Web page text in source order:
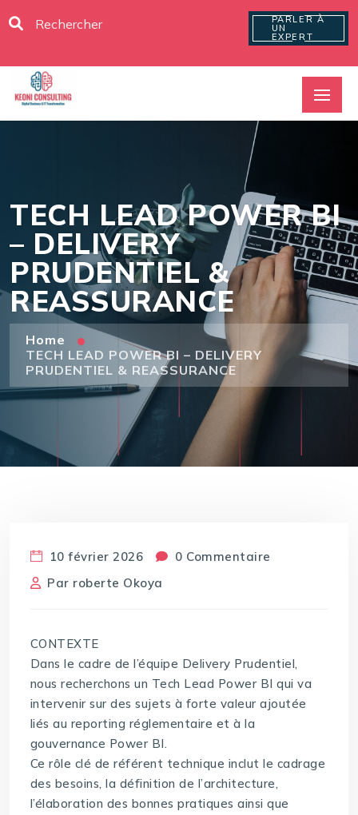
PARLER À
UN
EXPERT
TECH LEAD POWER BI
– DELIVERY
PRUDENTIEL &
REASSURANCE
Home
TECH LEAD POWER BI – DELIVERY
PRUDENTIEL & REASSURANCE
10 février 2026
0 Commentaire
Par roberte Okoya
CONTEXTE
Dans le cadre de l’équipe Delivery Prudentiel,
nous recherchons un Tech Lead Power BI qui va
intervenir sur des sujets à forte valeur ajoutée
liés au reporting réglementaire et à la
gouvernance Power BI.
Ce rôle clé de référent technique inclut le cadrage
des besoins, la définition de l’architecture,
l’élaboration des bonnes pratiques ainsi que